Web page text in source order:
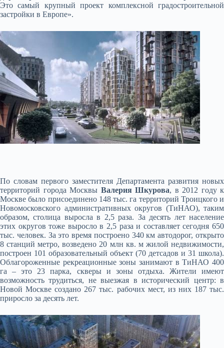
Это самый крупный проект комплексной градостроительной
застройки в Европе».
По словам первого заместителя Департамента развития новых
территорий города Москвы Валерия Шкурова, в 2012 году к
Москве было присоединено 148 тыс. га территорий Троицкого и
Новомосковского административных округов (ТиНАО), таким
образом, столица выросла в 2,5 раза. За десять лет население
этих округов тоже выросло в 2,5 раза и составляет сегодня 650
тыс. человек. За это время построено 340 км автодорог, открыто
8 станций метро, возведено 20 млн кв. м жилой недвижимости,
построен 101 образовательный объект (70 детсадов и 31 школа).
Облагороженные рекреационные зоны занимают в ТиНАО 400
га – это 23 парка, скверы и зоны отдыха. Жители имеют
возможность трудиться, не выезжая в исторический центр: в
Новой Москве создано 267 тыс. рабочих мест, из них 187 тыс.
приросло за десять лет.